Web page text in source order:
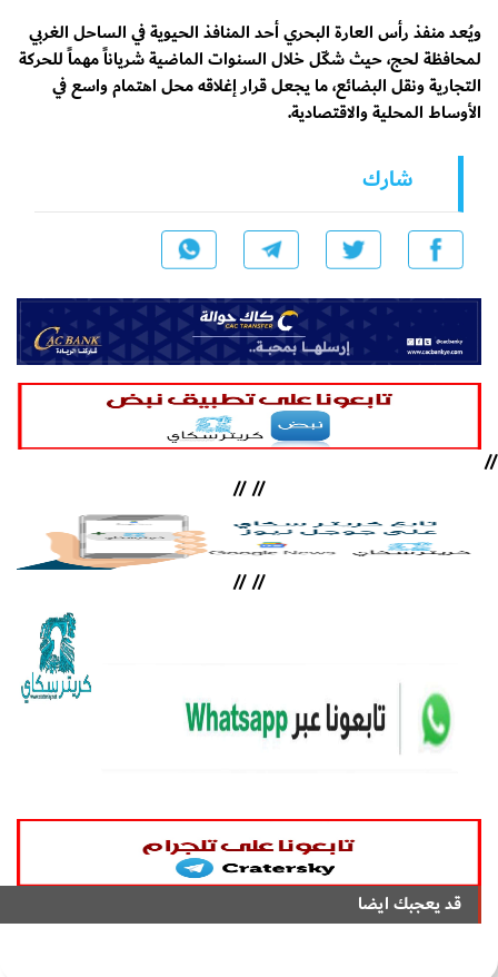
ويُعد منفذ رأس العارة البحري أحد المنافذ الحيوية في الساحل الغربي
لمحافظة لحج، حيث شكّل خلال السنوات الماضية شرياناً مهماً للحركة
التجارية ونقل البضائع، ما يجعل قرار إغلاقه محل اهتمام واسع في
الأوساط المحلية والاقتصادية.
شارك
//
//
//
//
//
قد يعجبك ايضا